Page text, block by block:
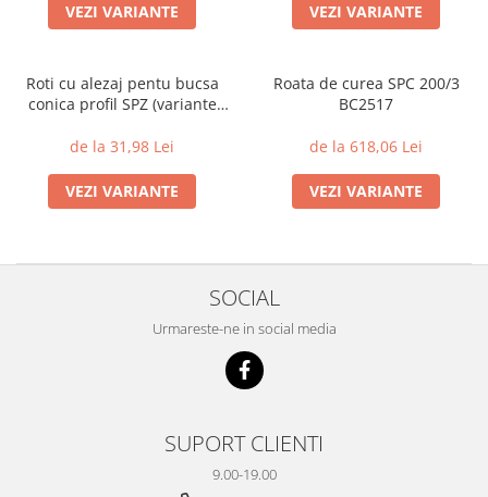
VEZI VARIANTE VEZI VARIANTE
Roti cu alezaj pentu bucsa
conica profil SPZ (variante
de la 31,98 Lei
VEZI VARIANTE
Roata de curea SPC 200/3
BC2517
de la 618,06 Lei
VEZI VARIANTE
SOCIAL
Urmareste-ne in social media
SUPORT CLIENTI
9.00-19.00